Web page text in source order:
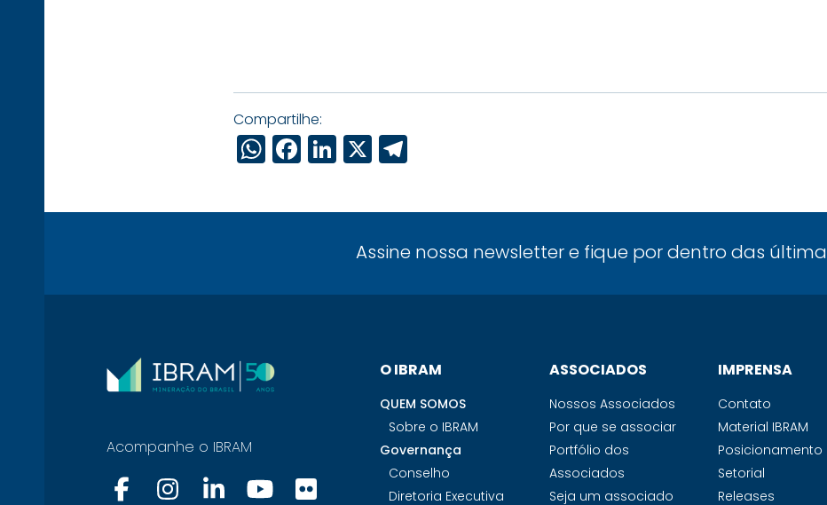
Compartilhe:
WhatsApp
Facebook
LinkedIn
X Telegram
Assine nossa newsletter e fique por dentro das
Acompanhe o IBRAM
O IBRAM
QUEM SOMOS
Sobre o IBRAM
Governança
Conselho
Diretoria Executiva
ASSOCIADOS
Nossos Associados
Por que se associar
Portfólio dos
Associados
Seja um associado
IMPRENSA
Contato
Material IBRAM
Posicionamento
Setorial
Releases